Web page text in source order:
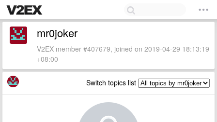
mr0joker
V2EX member #407679, joined on 2019-04-29 18:13:19
+08:00
Switch topics list